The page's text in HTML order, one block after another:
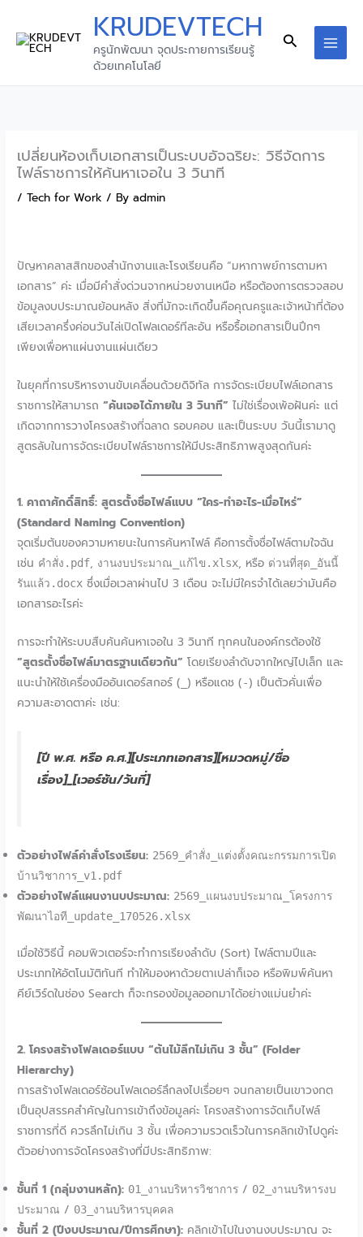
content
KRUDEVTECH
ครูนักพัฒนา จุดประกายการเรียนรู้
ด้วยเทคโนโลยี
Search
เปลี่ยนห้องเก็บเอกสารเป็นระบบอัจฉริยะ: วิธีจัดการ
ไฟล์ราชการให้ค้นหาเจอใน 3 วินาที
/Tech for Work / Byadmin
ปัญหาคลาสสิกของสำนักงานและโรงเรียนคือ “มหากาพย์การตามหา
เอกสาร” ค่ะ เมื่อมีคำสั่งด่วนจากหน่วยงานเหนือ หรือต้องการตรวจสอบ
ข้อมูลงบประมาณย้อนหลัง สิ่งที่มักจะเกิดขึ้นคือคุณครูและเจ้าหน้าที่ต้อง
เสียเวลาครึ่งค่อนวันไล่เปิดโฟลเดอร์ทีละอัน หรือรื้อเอกสารเป็นปึกๆ
เพียงเพื่อหาแผ่นงานแผ่นเดียว
ในยุคที่การบริหารงานขับเคลื่อนด้วยดิจิทัล การจัดระเบียบไฟล์เอกสาร
ราชการให้สามารถ“ค้นเจอได้ภายใน 3 วินาที” ไม่ใช่เรื่องเพ้อฝันค่ะ แต่
เกิดจากการวางโครงสร้างที่ฉลาด รอบคอบ และเป็นระบบ วันนี้เรามาดู
สูตรลับในการจัดระเบียบไฟล์ราชการให้มีประสิทธิภาพสูงสุดกันค่ะ
1. คาถาศักดิ์สิทธิ์: สูตรตั้งชื่อไฟล์แบบ “ใคร-ทำอะไร-เมื่อไหร่”
(Standard Naming Convention)
จุดเริ่มต้นของความหายนะในการค้นหาไฟล์ คือการตั้งชื่อไฟล์ตามใจฉัน
เช่น คำสั่ง.pdf, งานงบประมาณ_แก้ไข.xlsx, หรือ ด่วนที่สุด_อันนี้
รันแล้ว.docx ซึ่งเมื่อเวลาผ่านไป 3 เดือน จะไม่มีใครจำได้เลยว่ามันคือ
เอกสารอะไรค่ะ
การจะทำให้ระบบสืบค้นค้นหาเจอใน 3 วินาที ทุกคนในองค์กรต้องใช้
“สูตรตั้งชื่อไฟล์มาตรฐานเดียวกัน” โดยเรียงลำดับจากใหญ่ไปเล็ก และ
แนะนำให้ใช้เครื่องมืออันเดอร์สกอร์ ( _) หรือแดช (-) เป็นตัวคั่นเพื่อ
ความสะอาดตาค่ะ เช่น:
[ปี พ.ศ. หรือ ค.ศ.][ประเภทเอกสาร][หมวดหมู่/ชื่อ
เรื่อง]_[เวอร์ชัน/วันที่]
ตัวอย่างไฟล์คำสั่งโรงเรียน: 2569_คำสั่ง_แต่งตั้งคณะกรรมการเปิด
บ้านวิชาการ_v1.pdf
ตัวอย่างไฟล์แผนงานบประมาณ: 2569_แผนงบประมาณ_โครงการ
พัฒนาไอที_update_170526.xlsx
เมื่อใช้วิธีนี้ คอมพิวเตอร์จะทำการเรียงลำดับ (Sort) ไฟล์ตามปีและ
ประเภทให้อัตโนมัติทันที ทำให้มองหาด้วยตาเปล่าก็เจอ หรือพิมพ์ค้นหา
คีย์เวิร์ดในช่อง Search ก็จะกรองข้อมูลออกมาได้อย่างแม่นยำค่ะ
2. โครงสร้างโฟลเดอร์แบบ “ต้นไม้ลึกไม่เกิน 3 ชั้น” (Folder
Hierarchy)
การสร้างโฟลเดอร์ซ้อนโฟลเดอร์ลึกลงไปเรื่อยๆ จนกลายเป็นเขาวงกต
เป็นอุปสรรคสำคัญในการเข้าถึงข้อมูลค่ะ โครงสร้างการจัดเก็บไฟล์
ราชการที่ดี ควรลึกไม่เกิน 3 ชั้น เพื่อความรวดเร็วในการคลิกเข้าไปดูค่ะ
ตัวอย่างการจัดโครงสร้างที่มีประสิทธิภาพ:
ชั้นที่ 1 (กลุ่มงานหลัก): 01_งานบริหารวิชาการ / 02_งานบริหารงบ
ประมาณ / 03_งานบริหารบุคคล
ชั้นที่ 2 (ปีงบประมาณ/ปีการศึกษา): คลิกเข้าไปในงานงบประมาณ จะ